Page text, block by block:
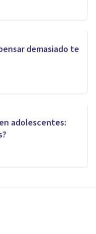
demasiado te
adolescentes: